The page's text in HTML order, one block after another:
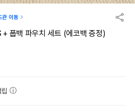
관 이동
풉백 파우치 세트 (에코백 증정)
립